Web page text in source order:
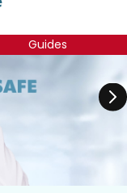
Guides